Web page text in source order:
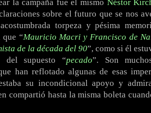
la campaña fue el mismo Néstor
sobre el futuro que se nos
torpeza y pésima
que “Mauricio Macri y Francisco de
de la década del 90”, como si él
del supuesto “pecado”. Son
han reflotado algunas de esas
su incondicional apoyo y
compartió hasta la misma boleta